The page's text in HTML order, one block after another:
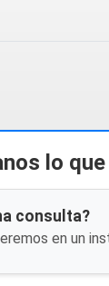
lo
consulta?
en un